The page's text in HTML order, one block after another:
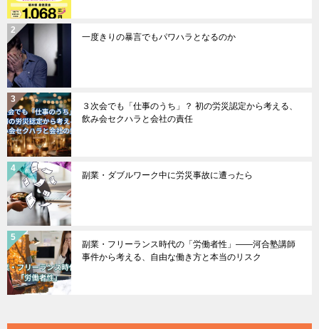
一度きりの暴言でもパワハラとなるのか
３次会でも「仕事のうち」？ 初の労災認定から考える、
飲み会セクハラと会社の責任
副業・ダブルワーク中に労災事故に遭ったら
副業・フリーランス時代の「労働者性」――河合塾講師
事件から考える、自由な働き方と本当のリスク